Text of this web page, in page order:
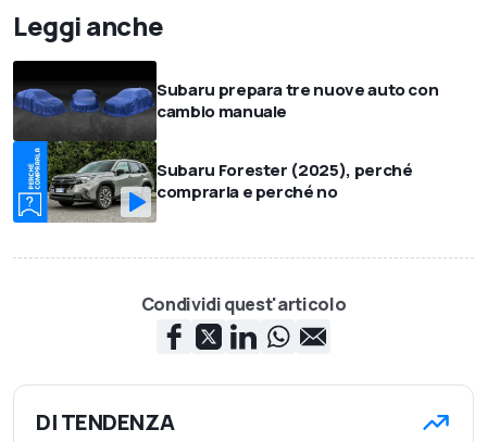
Leggi anche
Subaru prepara tre nuove auto con
cambio manuale
Subaru Forester (2025), perché
comprarla e perché no
Condividi quest'articolo
DI TENDENZA